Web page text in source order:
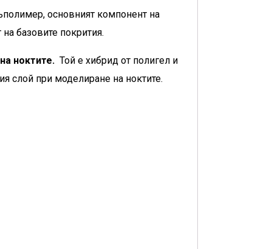
основният компонент на
базовите покрития.
ноктите. Той е хибрид от полигел и
слой при моделиране на ноктите.